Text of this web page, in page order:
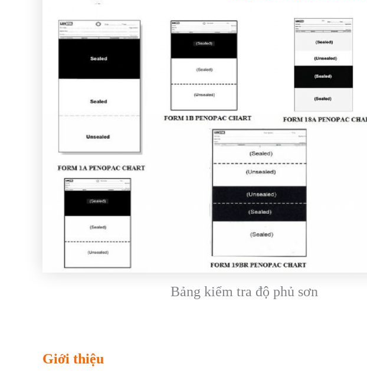
Bảng kiểm tra độ phủ sơn
Giới thiệu